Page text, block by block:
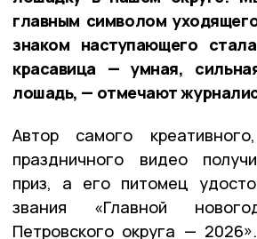
главным символом
знаком наступающего
красавица — умная,
лошадь, — отмечают
Автор самого
праздничного видео
приз, а его питомец
звания «Главной
Петровского округа —